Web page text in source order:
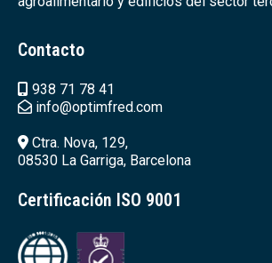
Contacto
938 71 78 41
info@optimfred.com
Ctra. Nova, 129,
08530 La Garriga, Barcelona
Certificación ISO 9001